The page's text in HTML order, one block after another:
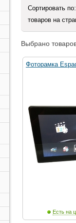
Сортировать
товаров на
Выбрано
Фоторамка
Есть на